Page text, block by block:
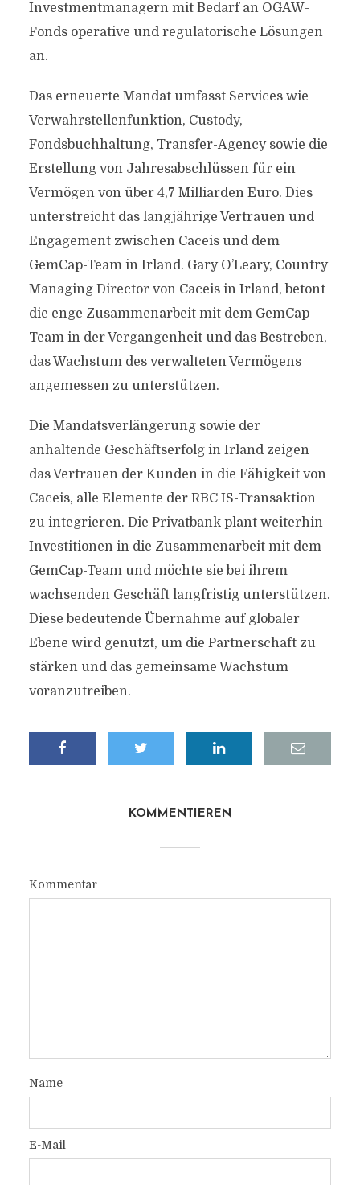
Investmentmanagern mit Bedarf an OGAW-
Fonds operative und regulatorische Lösungen
an.
Das erneuerte Mandat umfasst Services wie
Verwahrstellenfunktion, Custody,
Fondsbuchhaltung, Transfer-Agency sowie die
Erstellung von Jahresabschlüssen für ein
Vermögen von über 4,7 Milliarden Euro. Dies
unterstreicht das langjährige Vertrauen und
Engagement zwischen Caceis und dem
GemCap-Team in Irland. Gary O’Leary, Country
Managing Director von Caceis in Irland, betont
die enge Zusammenarbeit mit dem GemCap-
Team in der Vergangenheit und das Bestreben,
das Wachstum des verwalteten Vermögens
angemessen zu unterstützen.
Die Mandatsverlängerung sowie der
anhaltende Geschäftserfolg in Irland zeigen
das Vertrauen der Kunden in die Fähigkeit von
Caceis, alle Elemente der RBC IS-Transaktion
zu integrieren. Die Privatbank plant weiterhin
Investitionen in die Zusammenarbeit mit dem
GemCap-Team und möchte sie bei ihrem
wachsenden Geschäft langfristig unterstützen.
Diese bedeutende Übernahme auf globaler
Ebene wird genutzt, um die Partnerschaft zu
stärken und das gemeinsame Wachstum
voranzutreiben.
KOMMENTIEREN
Kommentar
Name
E-Mail